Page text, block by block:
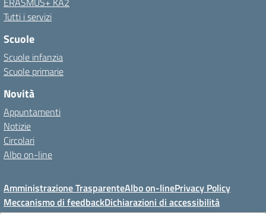
Tutti i servizi
Scuole
Scuole infanzia
Scuole primarie
Novità
Appuntamenti
Notizie
Circolari
Albo on-line
Amministrazione TrasparenteAlbo on-linePrivacy Policy
Meccanismo di feedbackDichiarazioni di accessibilità